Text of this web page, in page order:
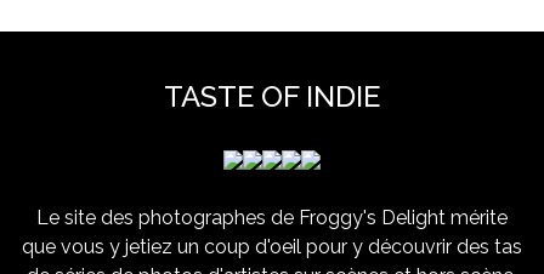
TASTE OF INDIE
Le site des photographes de Froggy's Delight mérite
que vous y jetiez un coup d'oeil pour y découvrir des tas